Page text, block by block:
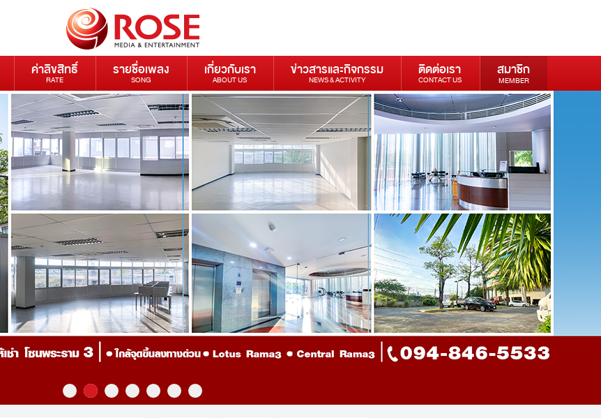
ค่าลิขสิทธิ์
RATE
รายชื่อเพลง
SONG
เกี่ยวกับเรา
ABOUT US
ข่าวสารและกิจกรรม
NEWS & ACTIVITY
ติดต่อเรา
CONTACT US
สมาชิก
MEMBER